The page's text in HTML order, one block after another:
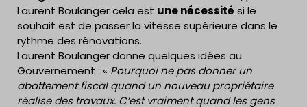
Laurent Boulanger cela est une nécessité si le
souhait est de passer la vitesse supérieure dans le
rythme des rénovations.
Laurent Boulanger donne quelques idées au
Gouvernement : « Pourquoi ne pas donner un
abattement fiscal quand un nouveau propriétaire
réalise des travaux. C’est vraiment quand les gens